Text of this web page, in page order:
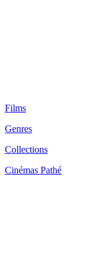
Films
Genres
Collections
Cinémas Pathé